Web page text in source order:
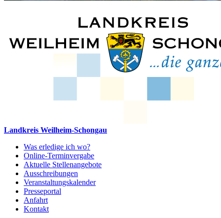
Landkreis Weilheim-Schongau
Was erledige ich wo?
Online-Terminvergabe
Aktuelle Stellenangebote
Ausschreibungen
Veranstaltungskalender
Presseportal
Anfahrt
Kontakt